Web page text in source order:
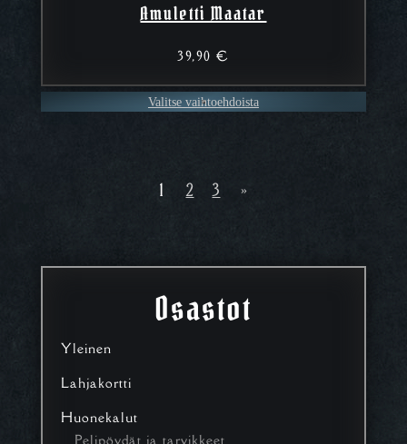
Osastot
Yleinen
Lahjakortti
Huonekalut
Pelipöydät ja tarvikkeet
Amuletti Maatar
39,90€
Valitse vaihtoehdoista
1 2 3 »